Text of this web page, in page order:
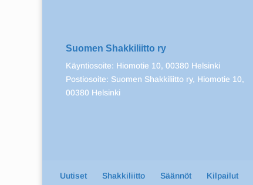
Suomen Shakkiliitto ry
Käyntiosoite: Hiomotie 10, 00380 Helsinki
Postiosoite: Suomen Shakkiliitto ry, Hiomotie 10,
00380 Helsinki
Uutiset Shakkiliitto Säännöt Kilpailut